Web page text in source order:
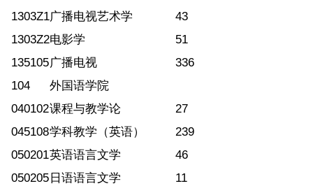
1303Z1广播电视艺术学
43
1303Z2电影学
51
135105广播电视
336
104
外国语学院
040102课程与教学论
27
045108学科教学（英语）
239
050201英语语言文学
46
050205 日语语言文学 11